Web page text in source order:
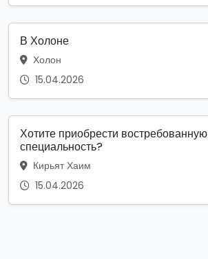
В Холоне
Холон
15.04.2026
Хотите приобрести востребованную
специальность?
Кирьят Хаим
15.04.2026